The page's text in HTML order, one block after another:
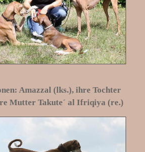
Amazzal (lks.), ihre Tochter
Mutter Takute´ al Ifriqiya (re.)